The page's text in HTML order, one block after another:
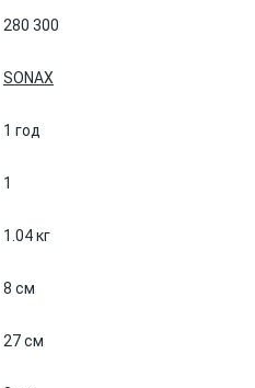
280 300
SONAX
1 год
1
1.04 кг
8 см
27 см